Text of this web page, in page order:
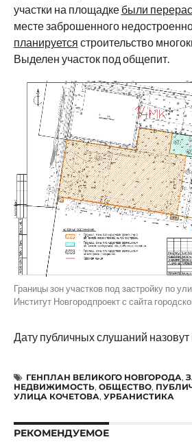
участки на площадке были
месте заброшенного
планируется строительство
Выделен участок под общепит.
Границы зон участков под застройку по
Институт Новгородпроект с сайта
Дату публичных слушаний назовут
ГЕНПЛАН ВЕЛИКОГО НОВГОРОДА,
НЕДВИЖИМОСТЬ, ОБЩЕСТВО,
УЛИЦА КОЧЕТОВА, УРБАНИСТИКА
РЕКОМЕНДУЕМОЕ